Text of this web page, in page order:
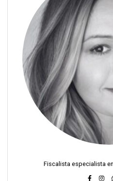
Fiscalista especialista